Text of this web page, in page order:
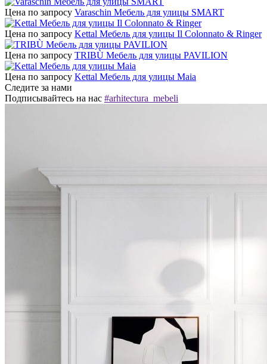
Цена по запросу Varaschin Мебель для улицы SMART
Цена по запросу Kettal Мебель для улицы Il Colonnato & Ringer
Цена по запросу TRIBÙ Мебель для улицы PAVILION
Цена по запросу Kettal Мебель для улицы Maia
Следите за нами
Подписывайтесь на нас #arhitectura_mebeli